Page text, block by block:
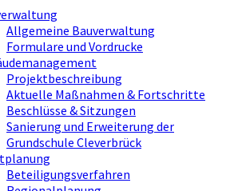
Allgemeine Bauverwaltung
Formulare und Vordrucke
Projektbeschreibung
Aktuelle Maßnahmen & Fortschritte
Beschlüsse & Sitzungen
Sanierung und Erweiterung der
Grundschule Cleverbrück
Beteiligungsverfahren